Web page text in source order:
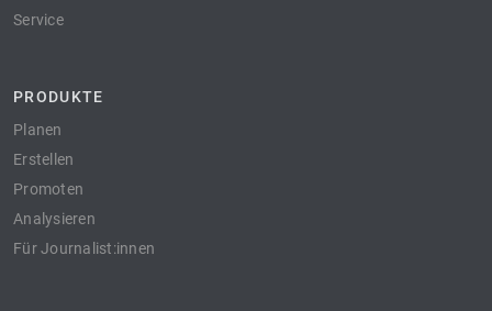
Service
PRODUKTE
Planen
Erstellen
Promoten
Analysieren
Für Journalist:innen